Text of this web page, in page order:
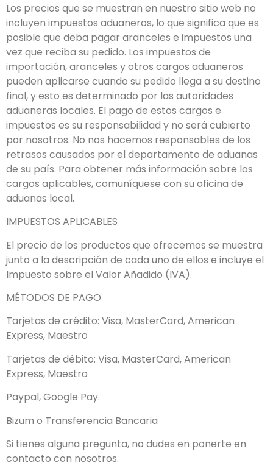
Los precios que se muestran en nuestro sitio web no
incluyen impuestos aduaneros, lo que significa que es
posible que deba pagar aranceles e impuestos una
vez que reciba su pedido. Los impuestos de
importación, aranceles y otros cargos aduaneros
pueden aplicarse cuando su pedido llega a su destino
final, y esto es determinado por las autoridades
aduaneras locales. El pago de estos cargos e
impuestos es su responsabilidad y no será cubierto
por nosotros. No nos hacemos responsables de los
retrasos causados por el departamento de aduanas
de su país. Para obtener más información sobre los
cargos aplicables, comuníquese con su oficina de
aduanas local.
IMPUESTOS APLICABLES
El precio de los productos que ofrecemos se muestra
junto a la descripción de cada uno de ellos e incluye el
Impuesto sobre el Valor Añadido (IVA).
MÉTODOS DE PAGO
Tarjetas de crédito: Visa, MasterCard, American
Express, Maestro
Tarjetas de débito: Visa, MasterCard, American
Express, Maestro
Paypal, Google Pay.
Bizum o Transferencia Bancaria
Si tienes alguna pregunta, no dudes en ponerte en
contacto con nosotros.